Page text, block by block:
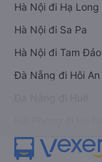
Hà Nội đi Hạ Long
Hà Nội đi Sa Pa
Hà Nội đi Tam Đảo
Đà Nẵng đi Hội An